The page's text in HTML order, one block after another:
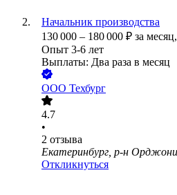
Начальник производства
130 000 – 180 000 ₽ за месяц,
Опыт 3-6 лет
Выплаты: Два раза в месяц
ООО Техбург
4.7
•
2 отзыва
Екатеринбург, р-н
Откликнуться